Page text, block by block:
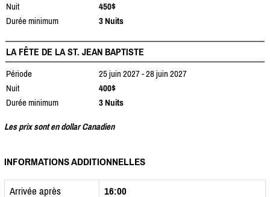
Nuit
450$
Durée minimum
3 Nuits
LA FÊTE DE LA ST. JEAN BAPTISTE
Période
25 juin 2027 - 28 juin 2027
Nuit
400$
Durée minimum
3 Nuits
Les prix sont en dollar Canadien
INFORMATIONS ADDITIONNELLES
Arrivée après
16:00